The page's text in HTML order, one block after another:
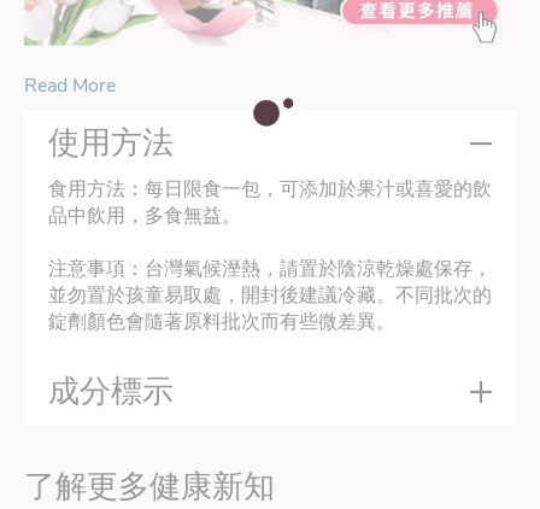
Read More
使用方法
食用方法：每日限食一包，可添加於果汁或喜愛的飲
品中飲用，多食無益。
注意事項：台灣氣候溼熱，請置於陰涼乾燥處保存，
並勿置於孩童易取處，開封後建議冷藏。不同批次的
錠劑顏色會隨著原料批次而有些微差異。
成分標示
了解更多健康新知